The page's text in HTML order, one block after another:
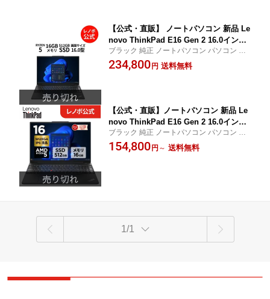
【公式・直販】 ノートパソコン 新品 Le
novo ThinkPad E16 Gen 2 16.0インチ
WUXGA IPS液晶 AMD Ryzen 5 7535H
S メモリ 16GB SSD 512GB Windows1
ブラック 純正 ノートパソコン パソコン PC
新生活 在宅 勤務 学生 社会人 レノボ直販 L
ENOVO 指紋認証 21M5000QJP
234,800 円 送料無料
【公式・直販】ノートパソコン 新品 Le
novo ThinkPad E16 Gen 2 16.0インチ
WUXGA IPS液晶 AMD Ryzen 5 7535H
S メモリ 16GB SSD 512GB Windows1
ブラック 純正 ノートパソコン パソコン PC
新生活 在宅 勤務 学生 社会人 レノボ直販 L
ENOVO モバイルパソコン 持ち運び カメラ
154,800 円 ～ 送料無料
1/1